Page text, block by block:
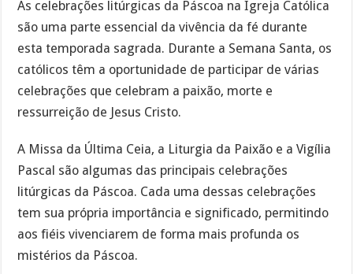
As celebrações litúrgicas da Páscoa na Igreja Católica
são uma parte essencial da vivência da fé durante
esta temporada sagrada. Durante a Semana Santa, os
católicos têm a oportunidade de participar de várias
celebrações que celebram a paixão, morte e
ressurreição de Jesus Cristo.
A Missa da Última Ceia, a Liturgia da Paixão e a Vigília
Pascal são algumas das principais celebrações
litúrgicas da Páscoa. Cada uma dessas celebrações
tem sua própria importância e significado, permitindo
aos fiéis vivenciarem de forma mais profunda os
mistérios da Páscoa.